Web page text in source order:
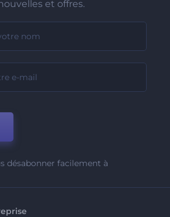
et offres.
désabonner facilement à